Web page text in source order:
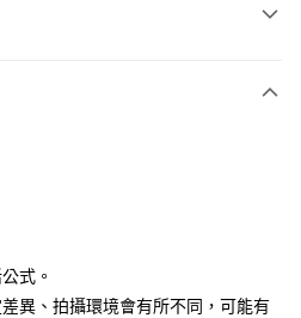
式。
異、拍攝環境會有所不同，可能有